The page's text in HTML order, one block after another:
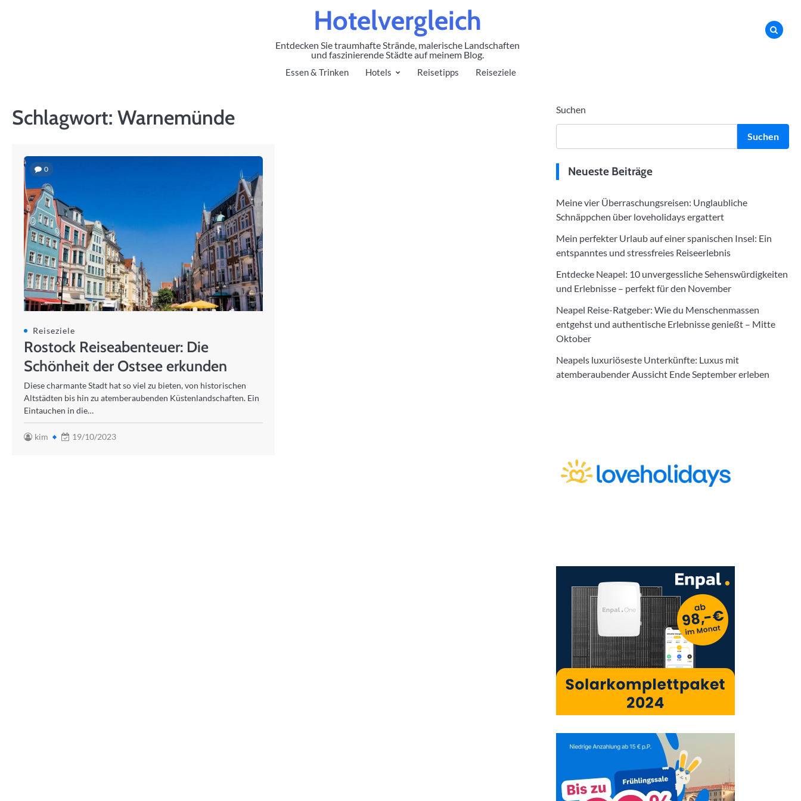
Hotelvergleich
Entdecken Sie traumhafte Strände, malerische Landschaften
und faszinierende Städte auf meinem Blog.
Essen & Trinken Hotels Reisetipps Reiseziele
Schlagwort: Warnemünde
0
Reiseziele
Rostock Reiseabenteuer: Die
Schönheit der Ostsee erkunden
Diese charmante Stadt hat so viel zu bieten, von historischen
Altstädten bis hin zu atemberaubenden Küstenlandschaften. Ein
Eintauchen in die…
kim 19/10/2023
Suchen
Suchen
Neueste Beiträge
Meine vier Überraschungsreisen: Unglaubliche
Schnäppchen über loveholidays ergattert
Mein perfekter Urlaub auf einer spanischen Insel: Ein
entspanntes und stressfreies Reiseerlebnis
Entdecke Neapel: 10 unvergessliche Sehenswürdigkeiten
und Erlebnisse – perfekt für den November
Neapel Reise-Ratgeber: Wie du Menschenmassen
entgehst und authentische Erlebnisse genießt – Mitte
Oktober
Neapels luxuriöseste Unterkünfte: Luxus mit
atemberaubender Aussicht Ende September erleben